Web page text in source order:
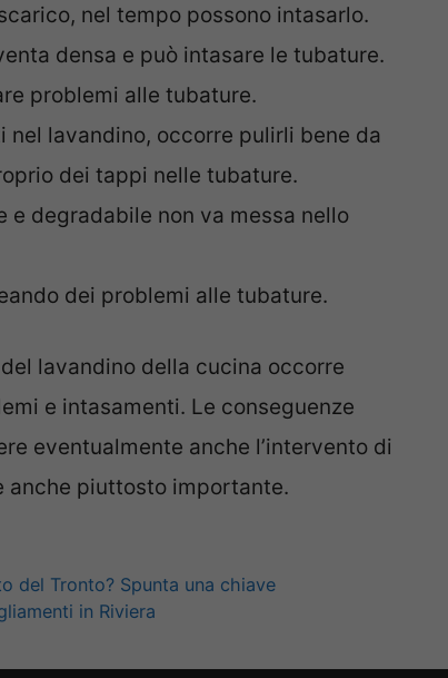
nel tempo possono intasarlo.
densa e può intasare le tubature.
problemi alle tubature.
lavandino, occorre pulirli bene da
dei tappi nelle tubature.
degradabile non va messa nello
dei problemi alle tubature.
lavandino della cucina occorre
e intasamenti. Le conseguenze
eventualmente anche l’intervento di
anche piuttosto importante.
del Tronto? Spunta una chiave
in Riviera